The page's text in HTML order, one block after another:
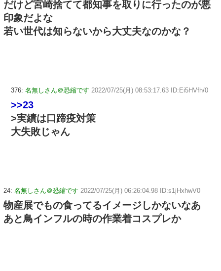
だけど宮崎捨てて都知事を取りに行ったのが悪
印象だよな
若い世代は知らないから大丈夫なのかな？
376: 名無しさん＠恐縮です 2022/07/25(月) 08:53:17.63 ID:Ei5HVfh/0
>>23
>実績は口蹄疫対策
大失敗じゃん
24: 名無しさん＠恐縮です 2022/07/25(月) 06:26:04.98 ID:s1jHxhwV0
物産展でもの食ってるイメージしかないなあ
あと鳥インフルの時の作業着コスプレか